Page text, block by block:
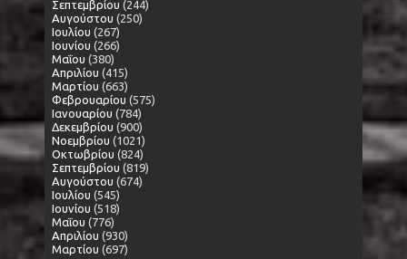
Σεπτεμβρίου (244)
Αυγούστου (250)
Ιουλίου (267)
Ιουνίου (266)
Μαΐου (380)
Απριλίου (415)
Μαρτίου (663)
Φεβρουαρίου (575)
Ιανουαρίου (784)
Δεκεμβρίου (900)
Νοεμβρίου (1021)
Οκτωβρίου (824)
Σεπτεμβρίου (819)
Αυγούστου (674)
Ιουλίου (545)
Ιουνίου (518)
Μαΐου (776)
Απριλίου (930)
Μαρτίου (697)